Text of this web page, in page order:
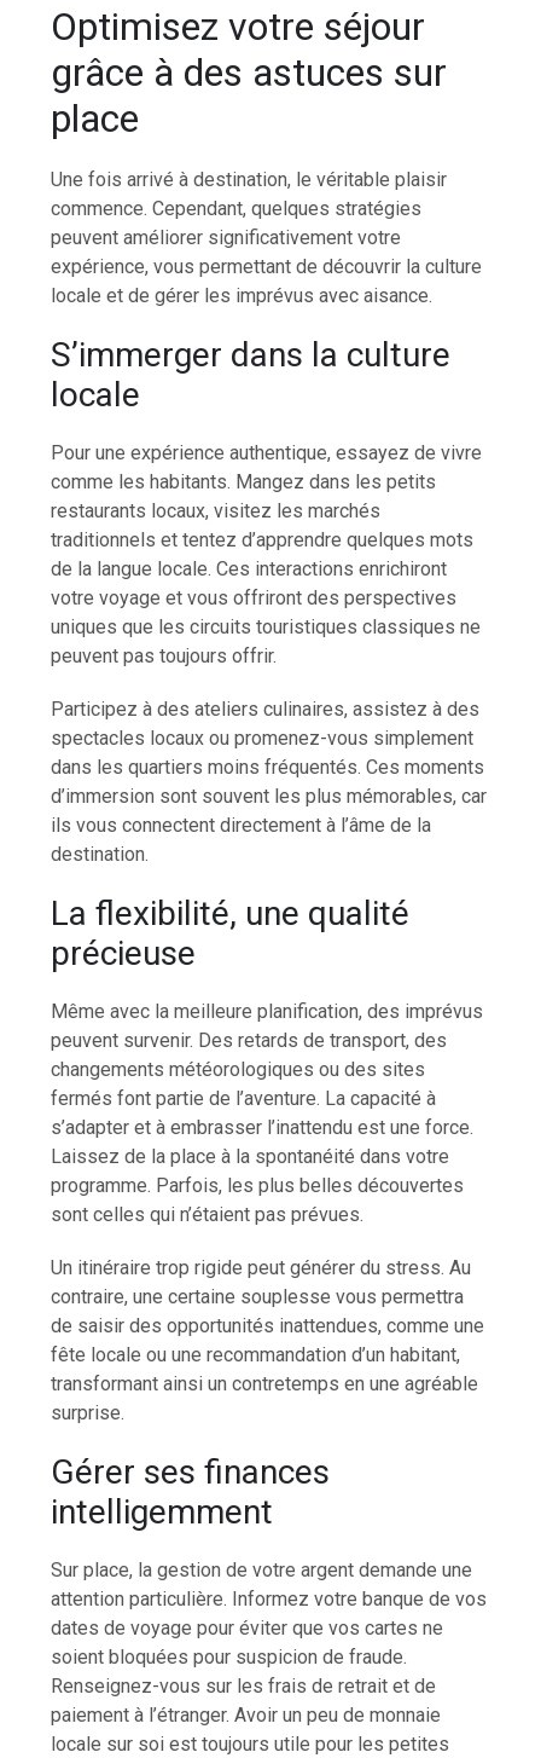
Optimisez votre séjour
grâce à des astuces sur
place
Une fois arrivé à destination, le véritable plaisir
commence. Cependant, quelques stratégies
peuvent améliorer significativement votre
expérience, vous permettant de découvrir la culture
locale et de gérer les imprévus avec aisance.
S’immerger dans la culture
locale
Pour une expérience authentique, essayez de vivre
comme les habitants. Mangez dans les petits
restaurants locaux, visitez les marchés
traditionnels et tentez d’apprendre quelques mots
de la langue locale. Ces interactions enrichiront
votre voyage et vous offriront des perspectives
uniques que les circuits touristiques classiques ne
peuvent pas toujours offrir.
Participez à des ateliers culinaires, assistez à des
spectacles locaux ou promenez-vous simplement
dans les quartiers moins fréquentés. Ces moments
d’immersion sont souvent les plus mémorables, car
ils vous connectent directement à l’âme de la
destination.
La flexibilité, une qualité
précieuse
Même avec la meilleure planification, des imprévus
peuvent survenir. Des retards de transport, des
changements météorologiques ou des sites
fermés font partie de l’aventure. La capacité à
s’adapter et à embrasser l’inattendu est une force.
Laissez de la place à la spontanéité dans votre
programme. Parfois, les plus belles découvertes
sont celles qui n’étaient pas prévues.
Un itinéraire trop rigide peut générer du stress. Au
contraire, une certaine souplesse vous permettra
de saisir des opportunités inattendues, comme une
fête locale ou une recommandation d’un habitant,
transformant ainsi un contretemps en une agréable
surprise.
Gérer ses finances
intelligemment
Sur place, la gestion de votre argent demande une
attention particulière. Informez votre banque de vos
dates de voyage pour éviter que vos cartes ne
soient bloquées pour suspicion de fraude.
Renseignez-vous sur les frais de retrait et de
paiement à l’étranger. Avoir un peu de monnaie
locale sur soi est toujours utile pour les petites